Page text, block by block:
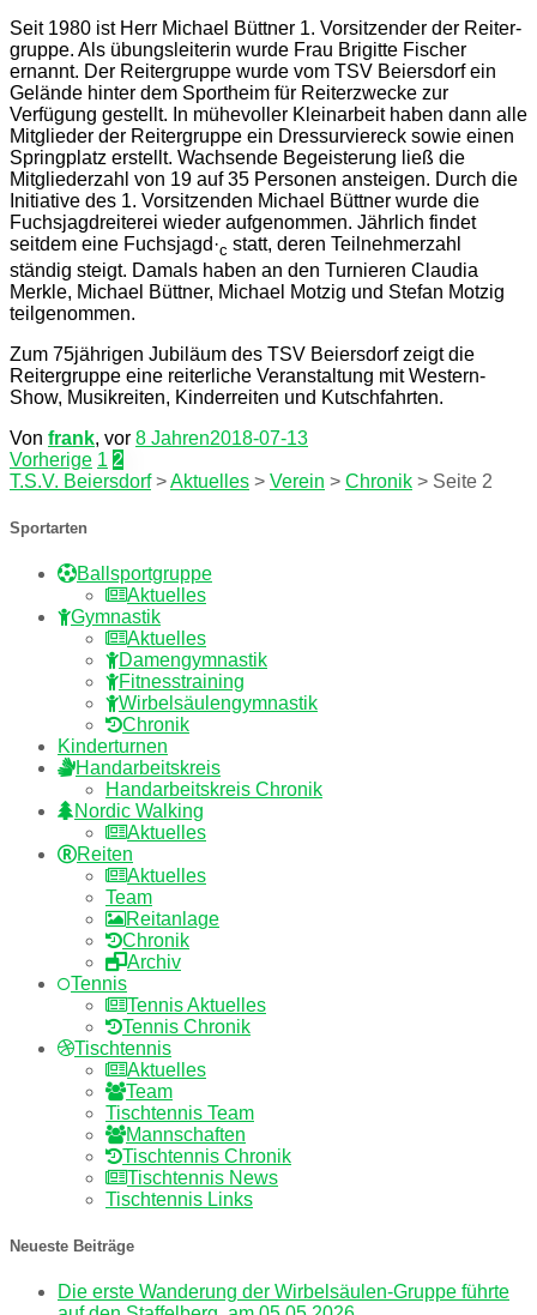
Seit 1980 ist Herr Michael Büttner 1. Vorsitzender der Reiter­
gruppe. Als übungsleiterin wurde Frau Brigitte Fischer
ernannt. Der Reitergruppe wurde vom TSV Beiersdorf ein
Gelände hinter dem Sportheim für Reiterzwecke zur
Verfügung gestellt. In mühevoller Kleinarbeit haben dann alle
Mitglieder der Reitergruppe ein Dressurviereck sowie einen
Springplatz erstellt. Wachsende Be­geisterung ließ die
Mitgliederzahl von 19 auf 35 Personen an­steigen. Durch die
Initiative des 1. Vorsitzenden Michael Büttner wurde die
Fuchsjagdreiterei wieder aufgenommen. Jährlich findet
seitdem eine Fuchsjagd·c statt, deren Teilnehmerzahl
ständig steigt. Damals haben an den Turnieren Claudia
Merkle, Michael Büttner, Michael Motzig und Stefan Motzig
teilgenommen.
Zum 75jährigen Jubiläum des TSV Beiersdorf zeigt die
Reiter­gruppe eine reiterliche Veranstaltung mit Western-
Show, Musikreiten, Kinderreiten und Kutschfahrten.
Von frank, vor 8 Jahren2018-07-13
Seitennummerierung
der
Beiträge
Vorherige 1 2
T.S.V. Beiersdorf>Aktuelles > Verein > Chronik > Seite 2
Sportarten
Ballsportgruppe
Aktuelles
Gymnastik
Aktuelles
Damengymnastik
Fitnesstraining
Wirbelsäulengymnastik
Chronik
Kinderturnen
Handarbeitskreis
Handarbeitskreis Chronik
Nordic Walking
Aktuelles
Reiten
Aktuelles
Team
Reitanlage
Chronik
Archiv
Tennis
Tennis Aktuelles
Tennis Chronik
Tischtennis
Aktuelles
Team
Tischtennis Team
Mannschaften
Tischtennis Chronik
Tischtennis News
Tischtennis Links
Neueste Beiträge
Die erste Wanderung der Wirbelsäulen-Gruppe führte